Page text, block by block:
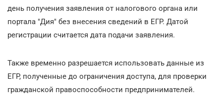
день получения заявления от налогового органа или
портала "Дия" без внесения сведений в ЕГР. Датой
регистрации считается дата подачи заявления.
Также временно разрешается использовать данные из
ЕГР, полученные до ограничения доступа, для проверки
гражданской правоспособности предпринимателей.